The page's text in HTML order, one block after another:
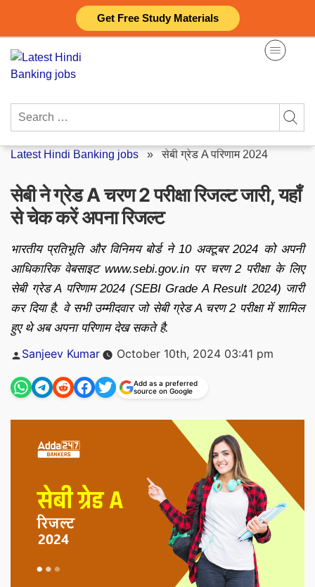
Get Free Study Materials
content
Search
Latest Hindi Banking jobs »सेबी ग्रेड A परिणाम 2024
सेबी ने ग्रेड A चरण 2 परीक्षा रिजल्ट जारी, यहाँ
से चेक करें अपना रिजल्ट
भारतीय प्रतिभूति और विनिमय बोर्ड ने 10 अक्टूबर 2024 को अपनी
आधिकारिक वेबसाइट www.sebi.gov.in पर चरण 2 परीक्षा के लिए
सेबी ग्रेड A परिणाम 2024 (SEBI Grade A Result 2024) जारी
कर दिया है. वे सभी उम्मीदवार जो सेबी ग्रेड A चरण 2 परीक्षा में शामिल
हुए थे अब अपना परिणाम देख सकते है.
Posted
Sanjeev Kumar October 10th, 2024 03:41 pm
Add as a preferred
source on Google